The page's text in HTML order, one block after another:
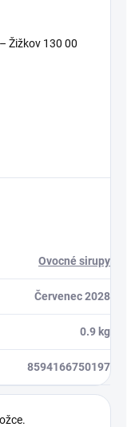
Žižkov 130 00
Ovocné sirupy
Červenec 2028
0.9 kg
8594166750197